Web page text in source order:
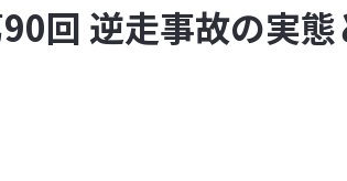
回 逆走事故の実